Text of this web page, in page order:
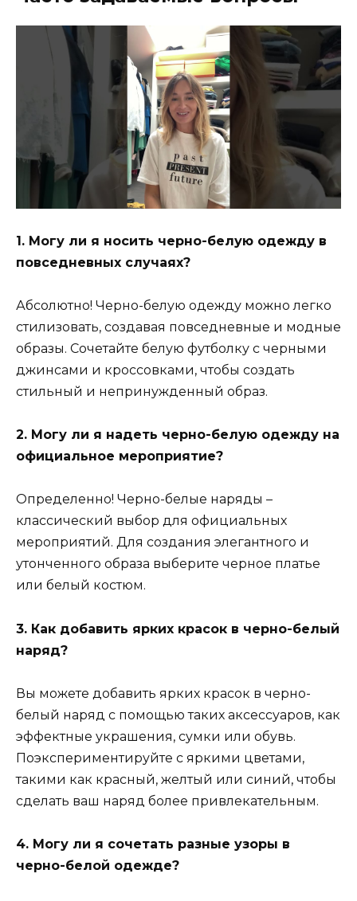
1. Могу ли я носить черно-белую одежду в
повседневных случаях?
Абсолютно! Черно-белую одежду можно легко
стилизовать, создавая повседневные и модные
образы. Сочетайте белую футболку с черными
джинсами и кроссовками, чтобы создать
стильный и непринужденный образ.
2. Могу ли я надеть черно-белую одежду на
официальное мероприятие?
Определенно! Черно-белые наряды –
классический выбор для официальных
мероприятий. Для создания элегантного и
утонченного образа выберите черное платье
или белый костюм.
3. Как добавить ярких красок в черно-белый
наряд?
Вы можете добавить ярких красок в черно-
белый наряд с помощью таких аксессуаров, как
эффектные украшения, сумки или обувь.
Поэкспериментируйте с яркими цветами,
такими как красный, желтый или синий, чтобы
сделать ваш наряд более привлекательным.
4. Могу ли я сочетать разные узоры в
черно-белой одежде?